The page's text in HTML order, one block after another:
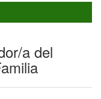
a del